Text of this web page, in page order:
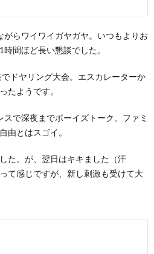
らワイワイガヤガヤ。いつもよりお
間ほど長い懇談でした。
ドヤリング大会。エスカレーターか
たようです。
で深夜までボーイズトーク。ファミ
由とはスゴイ。
た。が、翌日はキキました（汗
て感じですが、新し刺激も受けて大